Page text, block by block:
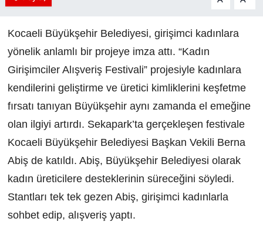
Kocaeli Büyükşehir Belediyesi, girişimci kadınlara
yönelik anlamlı bir projeye imza attı. “Kadın
Girişimciler Alışveriş Festivali” projesiyle kadınlara
kendilerini geliştirme ve üretici kimliklerini keşfetme
fırsatı tanıyan Büyükşehir aynı zamanda el emeğine
olan ilgiyi artırdı. Sekapark’ta gerçekleşen festivale
Kocaeli Büyükşehir Belediyesi Başkan Vekili Berna
Abiş de katıldı. Abiş, Büyükşehir Belediyesi olarak
kadın üreticilere desteklerinin süreceğini söyledi.
Stantları tek tek gezen Abiş, girişimci kadınlarla
sohbet edip, alışveriş yaptı.